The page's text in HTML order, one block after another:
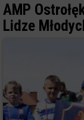
AMP
Lidze